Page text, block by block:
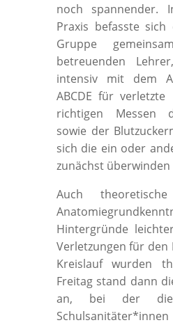
noch spannender.
Praxis befasste sich
Gruppe
betreuenden
intensiv mit dem
ABCDE für verletzte
richtigen Messen
sowie der
sich die ein oder
zunächst überwinden
Auch
Hintergründe
Verletzungen für
Kreislauf wurden
Freitag stand dann
an, bei der die